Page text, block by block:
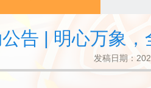
告 | 明心万象，
发稿日期：